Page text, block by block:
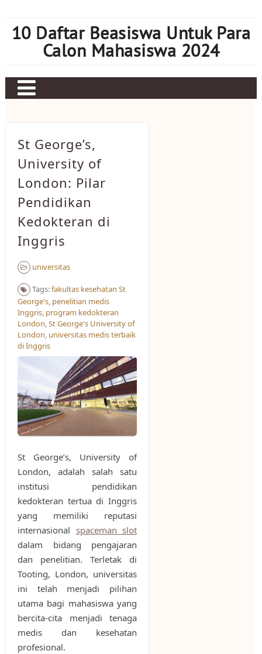
content
10 Daftar Beasiswa Untuk Para
Calon Mahasiswa 2024
Judi bola
Mahjong Ways 2
Slot Kamboja
Slot Thailand
St George’s,
University of
London: Pilar
Pendidikan
Kedokteran di
Inggris
universitas
Tags:fakultas kesehatan St
George's, penelitian medis
Inggris, program kedokteran
London,St George's University of
London, universitas medis terbaik
di Inggris
St George’s, University of
London, adalah salah satu
institusi pendidikan
kedokteran tertua di Inggris
yang memiliki reputasi
internasional spaceman slot
dalam bidang pengajaran
dan penelitian. Terletak di
Tooting, London, universitas
ini telah menjadi pilihan
utama bagi mahasiswa yang
bercita-cita menjadi tenaga
medis dan kesehatan
profesional.